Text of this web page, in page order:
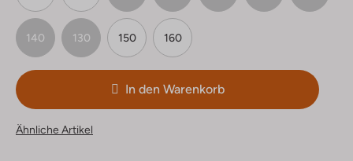
140 130 150 160
In den Warenkorb
Ähnliche Artikel